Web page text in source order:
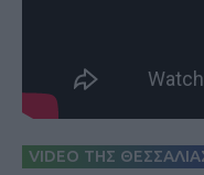
VIDEO ΤΗΣ